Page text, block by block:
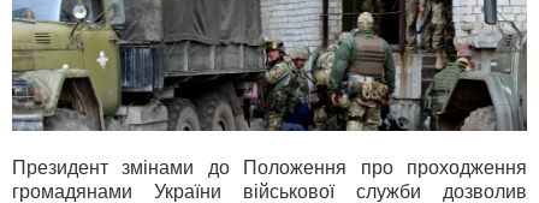
Президент змінами до Положення про проходження
громадянами України військової служби дозволив